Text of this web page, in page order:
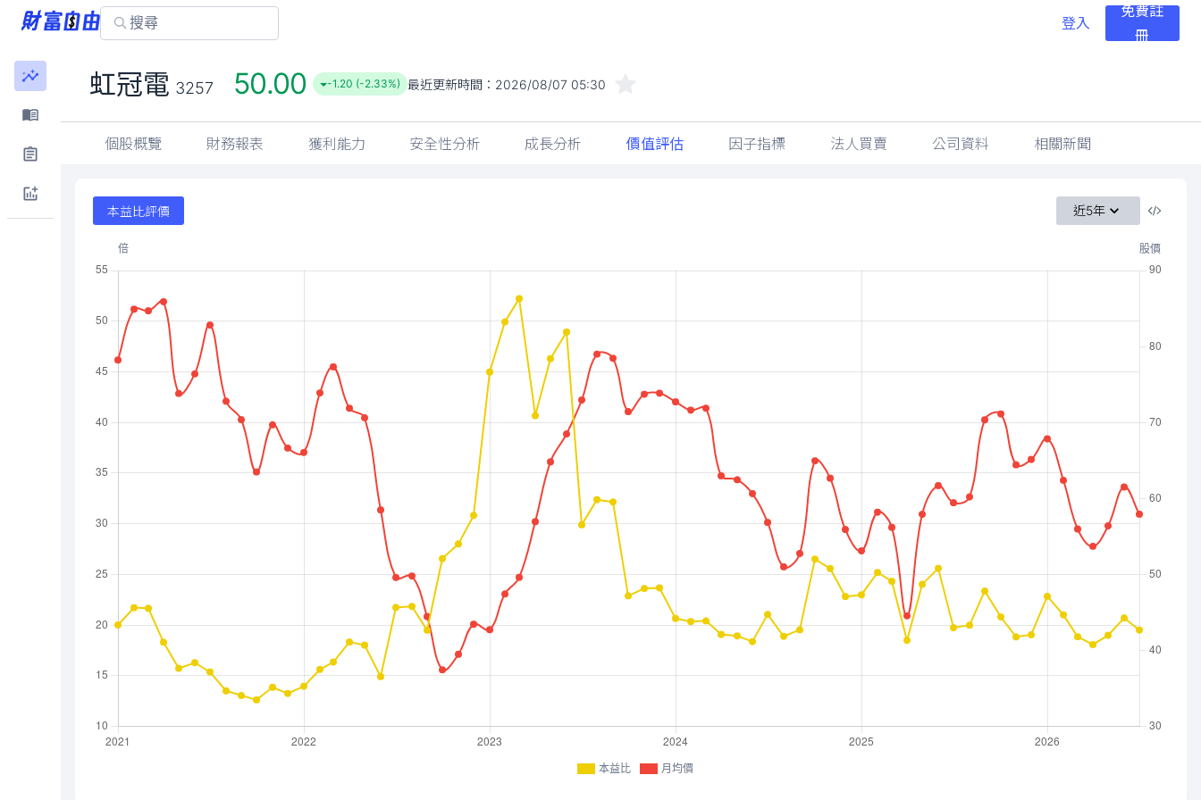
登入
免費註
冊
虹冠電 3257 50.00 -1.20 (-2.33%) 最近更新時間： 2026/08/07 05:30
個股概覽 財務報表 獲利能力 安全性分析 成長分析 價值評估 因子指標 法人買賣 公司資料 相關新聞
本益比評價 近5年
本益比 月均價